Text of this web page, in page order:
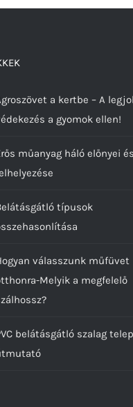
a kertbe – A
a gyomok ellen!
műanyag háló előnyei és
típusok
válasszunk műfüvet
Melyik a megfelelő
belátásgátló szalag